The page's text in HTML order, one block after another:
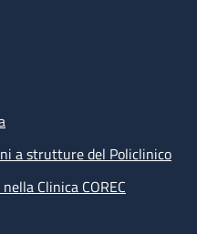
a strutture del Policlinico
Clinica COREC